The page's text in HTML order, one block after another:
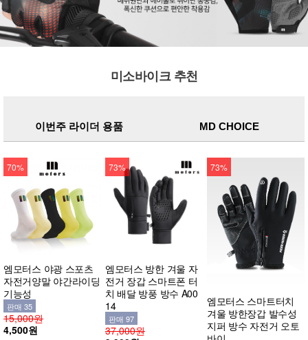
미소바이크 추천
이번주 라이더 용품 MD CHOICE
70%
엠모터스 야광 스포츠
자전거양말 야간라이딩
기능성
판매 35
15,000원
4,500원
73%
엠모터스 방한 겨울 자
전거 장갑 스마트폰 터
치 배달 방풍 방수 A00
14
판매 97
37,000원
73%
엠모터스 스마트터치
겨울 방한장갑 발수성
지퍼 방수 자전거 오토